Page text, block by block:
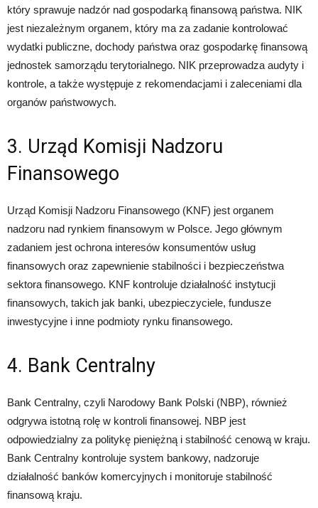
który sprawuje nadzór nad gospodarką finansową państwa. NIK
jest niezależnym organem, który ma za zadanie kontrolować
wydatki publiczne, dochody państwa oraz gospodarkę finansową
jednostek samorządu terytorialnego. NIK przeprowadza audyty i
kontrole, a także występuje z rekomendacjami i zaleceniami dla
organów państwowych.
3. Urząd Komisji Nadzoru
Finansowego
Urząd Komisji Nadzoru Finansowego (KNF) jest organem
nadzoru nad rynkiem finansowym w Polsce. Jego głównym
zadaniem jest ochrona interesów konsumentów usług
finansowych oraz zapewnienie stabilności i bezpieczeństwa
sektora finansowego. KNF kontroluje działalność instytucji
finansowych, takich jak banki, ubezpieczyciele, fundusze
inwestycyjne i inne podmioty rynku finansowego.
4. Bank Centralny
Bank Centralny, czyli Narodowy Bank Polski (NBP), również
odgrywa istotną rolę w kontroli finansowej. NBP jest
odpowiedzialny za politykę pieniężną i stabilność cenową w kraju.
Bank Centralny kontroluje system bankowy, nadzoruje
działalność banków komercyjnych i monitoruje stabilność
finansową kraju.